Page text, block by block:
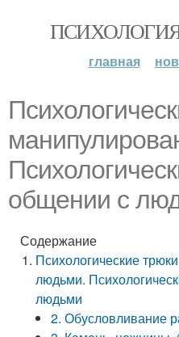
главная
общении с
Содержание
Психологические
людьми.
людьми
2. Обусловливание